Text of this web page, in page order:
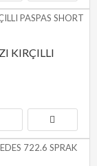
KIRÇILLI